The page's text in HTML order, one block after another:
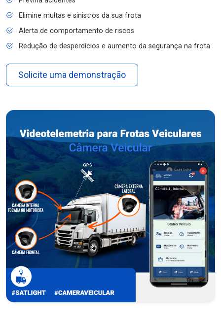
Elimine multas e sinistros da sua frota
Alerta de comportamento de riscos
Redução de desperdícios e aumento da segurança na frota
Solicite uma demonstração